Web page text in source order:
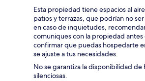
Esta propiedad tiene espacios al
patios y terrazas, que podrían no
en caso de inquietudes,
comuniques con la propiedad
confirmar que puedas hospedarte
se ajuste a tus necesidades.
No se garantiza la disponibilidad de
silenciosas.